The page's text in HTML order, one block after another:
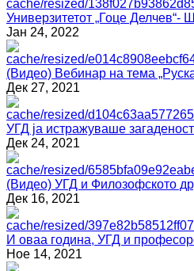
Универзитетот „Гоце Делчев“-
Јан 24, 2022
(Видео) Вебинар на тема
Дек 27, 2021
УГД ја истражуваше
Дек 24, 2021
(Видео) УГД и Филозофското
Дек 16, 2021
И оваа година, УГД и
Ное 14, 2021